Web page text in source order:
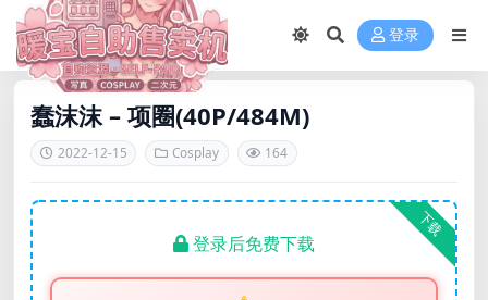
登录
蠢沫沫 – 项圈(40P/484M)
2022-12-15 Cosplay 164
下载
登录后免费下载